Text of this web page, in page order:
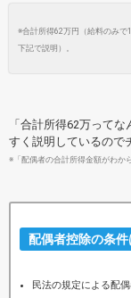
※合計所得62万円（給料のみで
下記で説明）。
「合計所得62万って
すく説明しているので
※「配偶者の合計所得金額がわか
配偶者控除の条
民法の規定による配